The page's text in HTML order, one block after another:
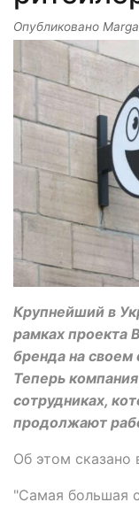
Опубликовано
Крупнейший в
рамках проекта
бренда на своем
Теперь
сотрудниках,
продолжают
Об этом сказано
"Самая большая